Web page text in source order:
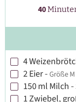
40Minuten
▢
4
▢
2Eier- Größe M
▢
150ml Milch -
1Zwiebel,